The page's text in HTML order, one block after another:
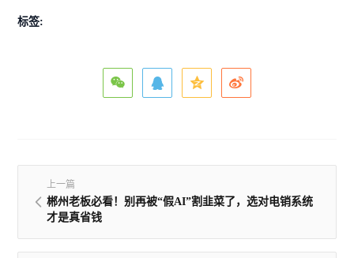
标签:
上一篇
郴州老板必看！别再被“假AI”割韭菜了，选对电销系统
才是真省钱